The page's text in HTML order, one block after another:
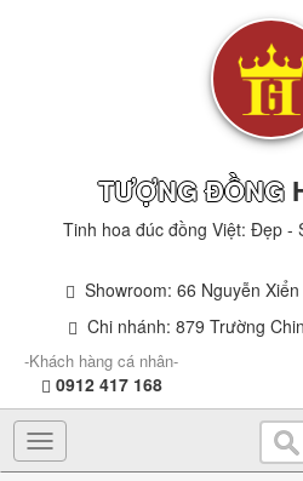
TƯỢNG ĐỒNG
Tinh hoa đúc đồng Việt: Đẹp -
Showroom: 66 Nguyễn
Chi nhánh: 879 Trường
-Khách hàng cá nhân-
0912 417 168
Toggle
navigation